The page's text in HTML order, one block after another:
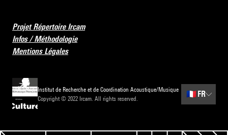
Projet Répertoire Ircam
Infos / Méthodologie
Mentions Légales
Institut de Recherche et de Coordination Acoustique/Musique
Copyright © 2022 Ircam. All rights reserved.
🇫🇷 FR